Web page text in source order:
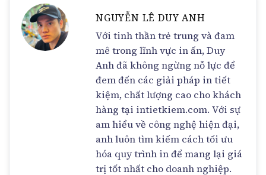
NGUYỄN LÊ DUY ANH
Với tinh thần trẻ trung và đam
mê trong lĩnh vực in ấn, Duy
Anh đã không ngừng nỗ lực để
đem đến các giải pháp in tiết
kiệm, chất lượng cao cho khách
hàng tại intietkiem.com. Với sự
am hiểu về công nghệ hiện đại,
anh luôn tìm kiếm cách tối ưu
hóa quy trình in để mang lại giá
trị tốt nhất cho doanh nghiệp.